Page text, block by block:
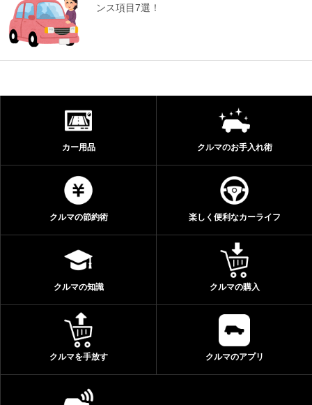
ンス項目7選！
カー用品 クルマのお手入れ術
クルマの節約術 楽しく便利なカーライフ
クルマの知識 クルマの購入
クルマを手放す クルマのアプリ